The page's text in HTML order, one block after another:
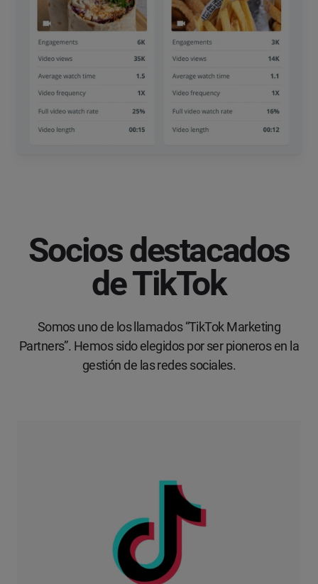
Socios destacados
de TikTok
Somos uno de los llamados “TikTok Marketing
Partners”. Hemos sido elegidos por ser pioneros en la
gestión de las redes sociales.